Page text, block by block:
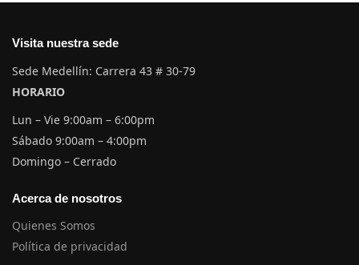
Visita nuestra sede
Sede Medellín: Carrera 43 # 30-79
HORARIO
Lun – Vie 9:00am – 6:00pm
Sábado 9:00am – 4:00pm
Domingo – Cerrado
Acerca de nosotros
Quienes Somos
Política de privacidad